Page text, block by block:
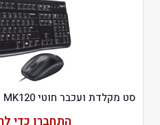
סט מקלדת ועכבר חוטי Logitech MK120
התחברו כדי